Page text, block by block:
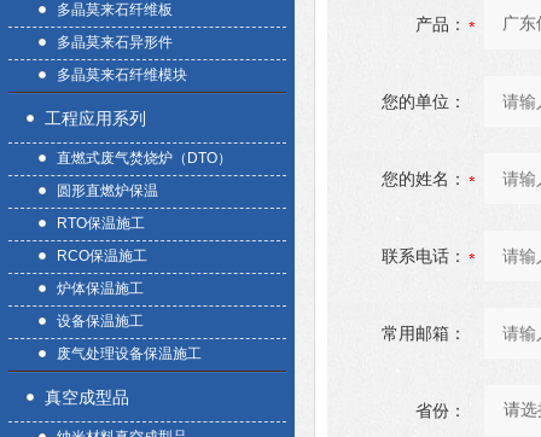
多晶莫来石纤维板
多晶莫来石异形件
多晶莫来石纤维模块
工程应用系列
直燃式废气焚烧炉（DTO）
圆形直燃炉保温
RTO保温施工
RCO保温施工
炉体保温施工
设备保温施工
废气处理设备保温施工
真空成型品
产品：
您的单位：
您的姓名：
联系电话：
常用邮箱：
省份：